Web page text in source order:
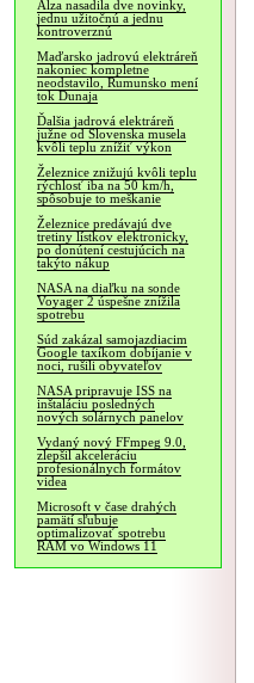
Alza nasadila dve novinky,
jednu užitočnú a jednu
kontroverznú
Maďarsko jadrovú elektráreň
nakoniec kompletne
neodstavilo, Rumunsko mení
tok Dunaja
Ďalšia jadrová elektráreň
južne od Slovenska musela
kvôli teplu znížiť výkon
Železnice znižujú kvôli teplu
rýchlosť iba na 50 km/h,
spôsobuje to meškanie
Železnice predávajú dve
tretiny lístkov elektronicky,
po donútení cestujúcich na
takýto nákup
NASA na diaľku na sonde
Voyager 2 úspešne znížila
spotrebu
Súd zakázal samojazdiacim
Google taxíkom dobíjanie v
noci, rušili obyvateľov
NASA pripravuje ISS na
inštaláciu posledných
nových solárnych panelov
Vydaný nový FFmpeg 9.0,
zlepšil akceleráciu
profesionálnych formátov
videa
Microsoft v čase drahých
pamätí sľubuje
optimalizovať spotrebu
RAM vo Windows 11